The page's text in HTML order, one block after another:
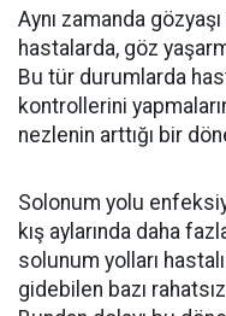
Aynı zamanda gözyaşı
hastalarda, göz
Bu tür durumlarda
kontrollerini
nezlenin arttığı bir
Solonum yolu
kış aylarında daha
solunum yolları
gidebilen bazı